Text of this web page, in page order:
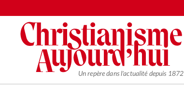
Un repère dans l'actualité depuis 1872